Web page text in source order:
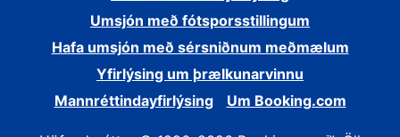
Umsjón með fótsporsstillingum
Hafa umsjón með sérsniðnum meðmælum
Yfirlýsing um þrælkunarvinnu
Mannréttindayfirlýsing
Um Booking.com